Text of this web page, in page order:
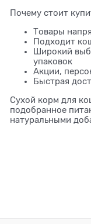
Почему стоит
Товары
Подходит
Широкий
упаковок
Акции,
Быстрая
Сухой корм для
подобранное
натуральными